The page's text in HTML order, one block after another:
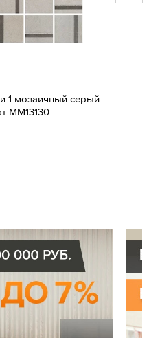
1 мозаичный серый
MM13130